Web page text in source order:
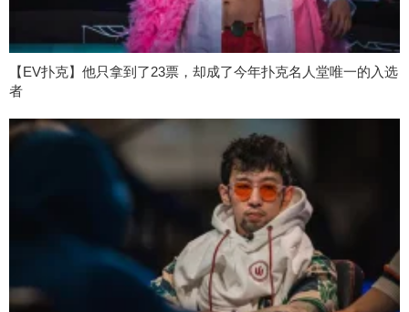
【EV扑克】他只拿到了23票，却成了今年扑克名人堂唯一的入选
者